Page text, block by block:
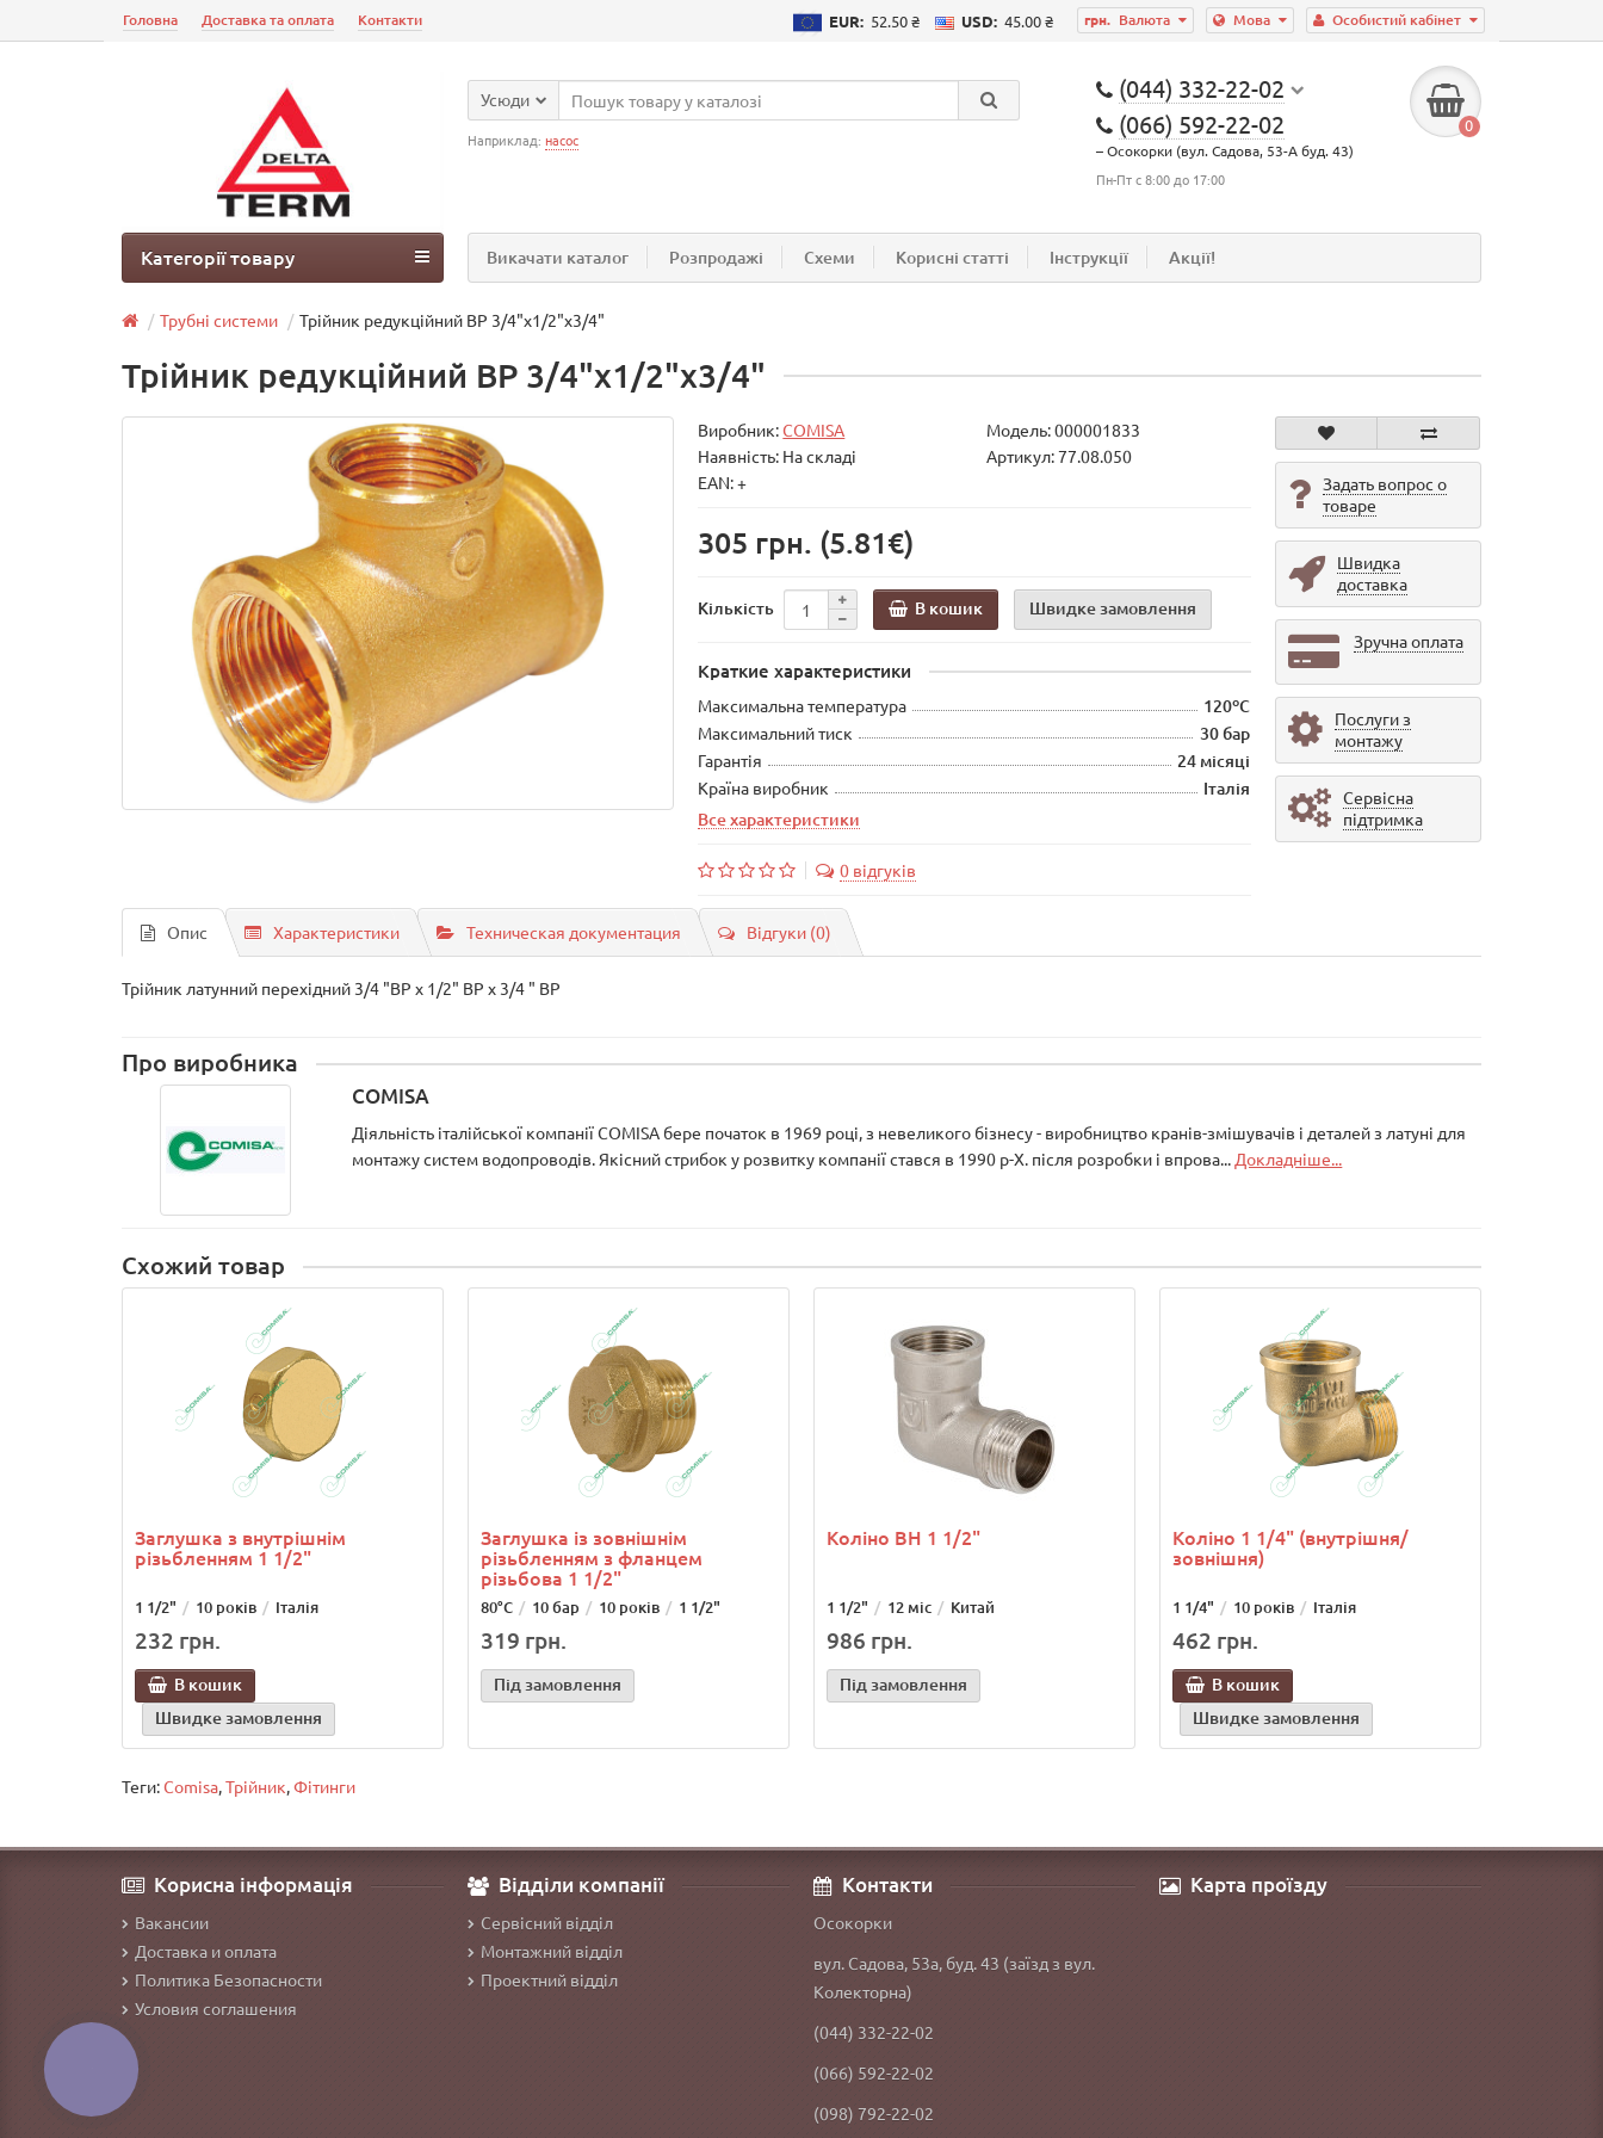
Особистий кабінет
Мова
грн. Валюта
EUR: 52.50 ₴ USD: 45.00 ₴
Головна Доставка та оплата Контакти
(044) 332-22-02
(066) 592-22-02
– Осокорки (вул. Садова, 53-А буд. 43)
Пн-Пт с 8:00 до 17:00
0
Усюди
Наприклад: насос
Викачати каталог Розпродажі Схеми Корисні статті Інструкції Акції!
Категорії товару
Трубні системи Трійник редукційний ВР 3/4"х1/2"х3/4"
Трійник редукційний ВР 3/4"х1/2"х3/4"
Виробник:COMISA Модель:000001833
Наявність: На складі
Артикул: 77.08.050
EAN: +
305 грн. (5.81€)
Кількість В кошик Швидке замовлення
Краткие характеристики
Максимальна температура 120ºС
Максимальний тиск 30 бар
Гарантія 24 місяці
Країна виробник
Італія
Все характеристики
0 відгуків
Задать вопрос о
товаре
Швидка
доставка
Зручна оплата
Послуги з
монтажу
Сервісна
підтримка
Опис Характеристики Техническая документация Відгуки (0)
Трійник латунний перехідний 3/4 "ВР x 1/2" ВР x 3/4 " ВР
Про виробника
COMISA
Діяльність італійської компанії COMISA бере початок в 1969 році, з невеликого бізнесу - виробництво кранів-змішувачів і деталей з латуні для
монтажу систем водопроводів. Якісний стрибок у розвитку компанії стався в 1990 р-Х. після розробки і впрова... Докладніше...
Схожий товар
Заглушка з внутрішнім
різьбленням 1 1/2"
1 1/2" 10 років Італія
232 грн.
В кошик
Швидке замовлення
Заглушка із зовнішнім
різьбленням з фланцем
різьбова 1 1/2"
80°C 10 бар 10 років 1 1/2"
319 грн.
Під замовлення
Коліно ВН 1 1/2"
1 1/2" 12 міс Китай
986 грн.
Під замовлення
Коліно 1 1/4" (внутрішня/
зовнішня)
1 1/4" 10 років Італія
462 грн.
В кошик
Швидке замовлення
Теги:Comisa,Трійник,Фітинги
Корисна інформація
Вакансии
Доставка и оплата
Политика Безопасности
Условия соглашения
Відділи компанії
Сервісний відділ
Монтажний відділ
Проектний відділ
Контакти
Осокорки
вул. Садова, 53а, буд. 43 (заїзд з вул.
Колекторна)
(044) 332-22-02
(066) 592-22-02
(098) 792-22-02
Карта проїзду